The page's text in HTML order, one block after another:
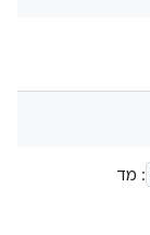
: מד